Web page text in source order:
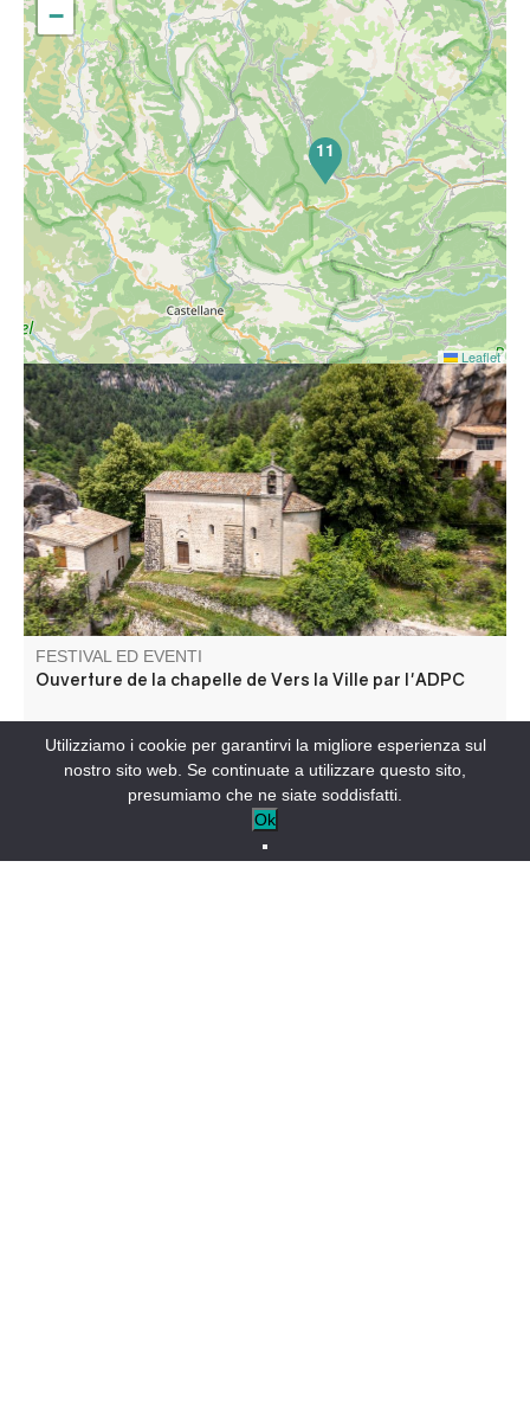
Ouverture au public de cette magnifique chapelle du
12ème siècle !
FESTIVAL ED EVENTI
Ouverture de la chapelle de Vers la Ville par l'ADPC
ANNOT-IT
Ospitato in quella che era la cantina della Maison Rabiers
11
−
Leaflet
Utilizziamo i cookie per garantirvi la migliore esperienza sul
nostro sito web. Se continuate a utilizzare questo sito,
presumiamo che ne siate soddisfatti.
Ok